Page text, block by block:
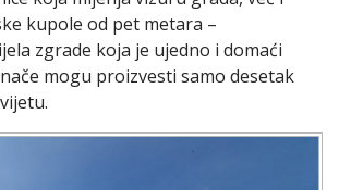
kupole od pet metara –
zgrade koja je ujedno i domaći
mogu proizvesti samo desetak